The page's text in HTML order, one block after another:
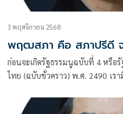
3 พฤศจิกายน 2568
พฤฒสภา คือ สภาปรีดี
ก่อนจะเกิดรัฐธรรมนูฉบับที่ 4 หรือ
ไทย (ฉบับชั่วคราว) พ.ศ. 2490 เรามีรัฐธรรมนูญฉบับที่ 2 คือ